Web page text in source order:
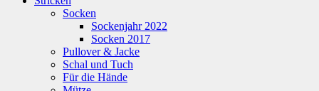
Socken
Sockenjahr 2022
Socken 2017
Pullover & Jacke
Schal und Tuch
Für die Hände